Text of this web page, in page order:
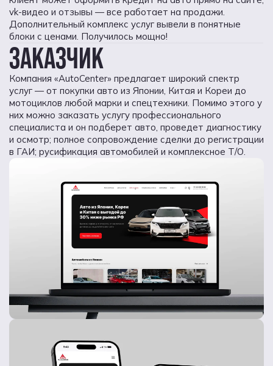
vk-видео и отзывы — все работает на продажи.
Дополнительный комплекс услуг вывели в понятные
блоки с ценами. Получилось мощно!
ЗАКАЗЧИК
Компания «AutoCenter» предлагает широкий спектр
услуг — от покупки авто из Японии, Китая и Кореи до
мотоциклов любой марки и спецтехники. Помимо этого у
них можно заказать услугу профессионального
специалиста и он подберет авто, проведет диагностику
и осмотр; полное сопровождение сделки до регистрации
в ГАИ; русификация автомобилей и комплексное Т/О.